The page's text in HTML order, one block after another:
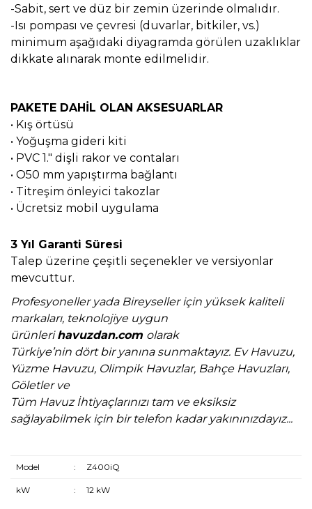
-Sabit, sert ve düz bir zemin üzerinde olmalıdır.
-Isı pompası ve çevresi (duvarlar, bitkiler, vs.)
minimum aşağıdaki diyagramda görülen uzaklıklar
dikkate alınarak monte edilmelidir.
PAKETE DAHİL OLAN AKSESUARLAR
• Kış örtüsü
• Yoğuşma gideri kiti
• PVC 1." dişli rakor ve contaları
• O50 mm yapıştırma bağlantı
• Titreşim önleyici takozlar
• Ücretsiz mobil uygulama
3 Yıl Garanti Süresi
Talep üzerine çeşitli seçenekler ve versiyonlar
mevcuttur.
Profesyoneller yada Bireyseller için yüksek kaliteli
markaları, teknolojiye uygun
ürünlerihavuzdan.com olarak
Türkiye’nin dört bir yanına sunmaktayız. Ev Havuzu,
Yüzme Havuzu, Olimpik Havuzlar, Bahçe Havuzları,
Göletler ve
Tüm Havuz İhtiyaçlarınızı tam ve eksiksiz
sağlayabilmek için bir telefon kadar yakınınızdayız...
Model : Z400iQ
kW : 12 kW